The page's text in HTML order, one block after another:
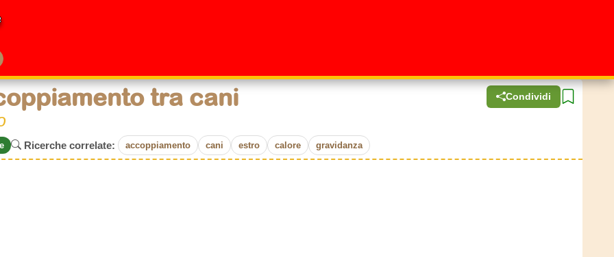
Condividi
tra cani
Ricerche correlate: accoppiamento cani estro calore gravidanza